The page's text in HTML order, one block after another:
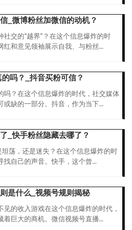
_微博粉丝加微信的动机？
交的“越界”？在这个信息爆炸的时
红和意见领袖展示自我、与粉丝...
吗？_抖音买粉可信？
吗？在这个信息爆炸的时代，社交媒体
或缺的一部分。抖音，作为当下...
_快手粉丝隐藏去哪了？
坦荡，还是迷失？在这个信息爆炸的时
自己的声音。快手，这个曾...
是什么_视频号规则揭秘
的收入游戏在这个信息爆炸的时代，
着巨大的商机。微信视频号直播...